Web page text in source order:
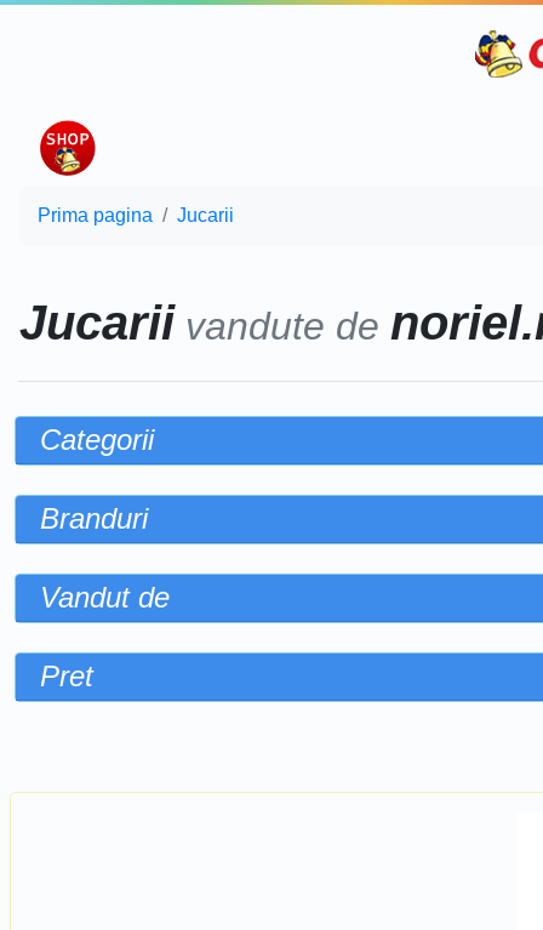
Prima pagina Jucarii
Jucariivandute de
Categorii
Branduri
Vandut de
Pret